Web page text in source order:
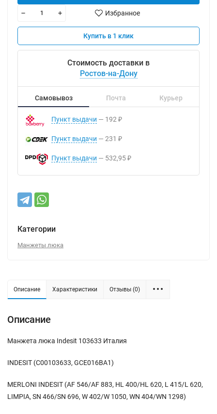
Избранное
Купить в 1 клик
Стоимость доставки в
Ростов-на-Дону
Самовывоз Почта Курьер
Пункт выдачи 192 ₽
Пункт выдачи 231 ₽
Пункт выдачи 532,95 ₽
Категории
Манжеты люка
Описание Характеристики Отзывы (0)
Описание
Манжета люка Indesit 103633 Италия
INDESIT (C00103633, GCE016BA1)
MERLONI INDESIT (AF 546/AF 883, HL 400/HL 620, L 415/L 620,
LIMPIA, SN 466/SN 696, W 402/W 1050, WN 404/WN 1298)